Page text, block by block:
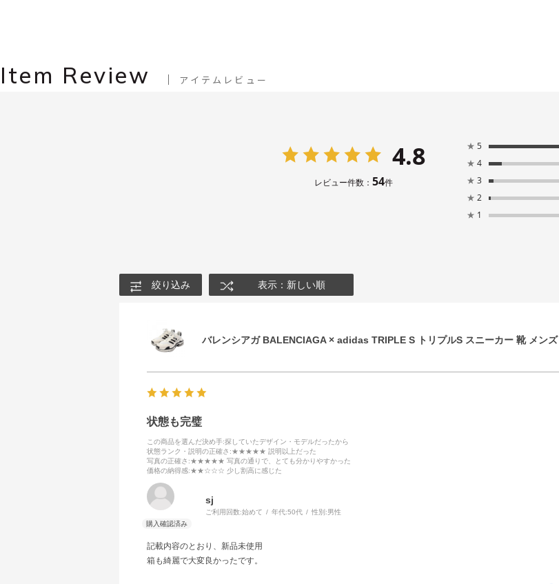
Item Review アイテムレビュー
4.8
レビュー件数： 54件
★ 5
★ 4
★ 3
★ 2
★ 1
絞り込み 表示：新しい順
バレンシアガ BALENCIAGA × adidas TRIPLE S トリプルS スニーカー 靴 メンズ
状態も完璧
この商品を選んだ決め手:探していたデザイン・モデルだったから
状態ランク・説明の正確さ :★★★★★ 説明以上だった
写真の正確さ :★★★★★ 写真の通りで、とても分かりやすかった
価格の納得感:★★☆☆☆ 少し割高に感じた
sj
ご利用回数:始めて 年代:50代 性別:男性
記載内容のとおり、新品未使用
箱も綺麗で大変良かったです。